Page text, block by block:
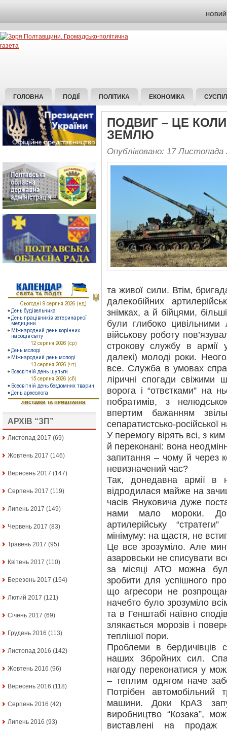
НОВИЙ
ГОЛОВНА ПОДІЇ ПОЛІТИКА ЕКОНОМІКА
АРХІВ “ЗП”
Листопад 2017 (69)
Жовтень 2017 (146)
Вересень 2017 (147)
Серпень 2017 (119)
Липень 2017 (149)
Червень 2017 (83)
Травень 2017 (95)
Квітень 2017 (110)
Березень 2017 (154)
Лютий 2017 (121)
Січень 2017 (69)
Грудень 2016 (113)
Листопад 2016 (142)
Жовтень 2016 (96)
Вересень 2016 (118)
Серпень 2016 (42)
Липень 2016 (93)
ПОДВИГ – ЦЕ
ЗЕМЛЮ
Опубліковано: 17 Листопада
та живої сили. Втім,
далекобійних
знімках, а й бійцями,
були глибоко
військову роботу
строкову службу в
далекі) молоді роки.
все. Служба в умовах
ліричні спогади
ворога і “отвєтками” на
побратимів, з
впертим бажанням
сепаратистсько-російської
У перемогу вірять всі, з
й переконані: вона
запитання – чому й через
невизначений час?
Так, донедавна армії в
відродилася майже на
часів Януковича дуже
нами мало мороки. До
артилерійську
мінімуму: на щастя, не
Це все зрозуміло. Але
азаровськи не списувати
за місяці АТО можна
зробити для успішного
що агресори не
начебто було зрозуміло
та в Генштабі наївно
злякається морозів і
теплішої пори.
Проблеми в бердичівців
наших Збройних сил.
нагоду переконатися у
– теплим одягом наче
Потрібен автомобільний
машини. Доки КрАЗ
виробництво “Козака”,
виставлені на продаж